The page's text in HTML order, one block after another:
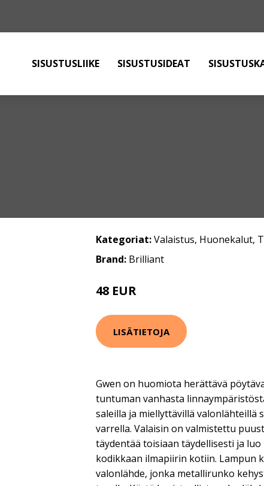
SISUSTUSLIIKE SISUSTUSIDEAT
Kategoriat:Valaistus, Huonekalut,
Brand: Brilliant
48 EUR
LISÄTIETOJA
Gwen on huomiota herättävä
tuntuman vanhasta
saleilla ja miellyttävillä valonlähteillä
varrella. Valaisin on valmistettu
täydentää toisiaan täydellisesti ja
kodikkaan ilmapiirin kotiin. Lampun
valonlähde, jonka metallirunko